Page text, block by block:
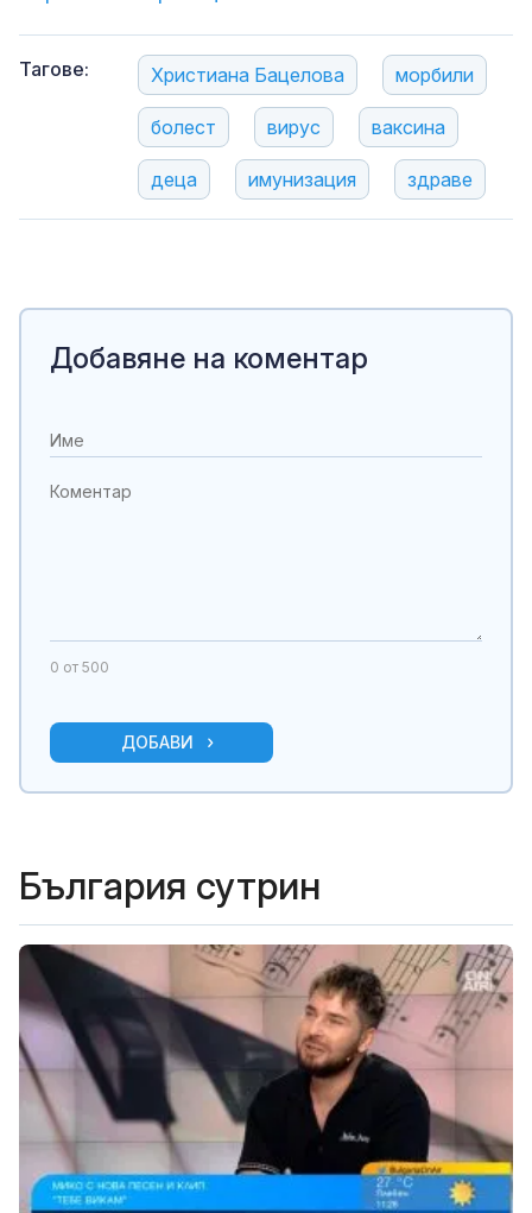
Тагове: Христиана Бацелова морбили
болест вирус ваксина
деца имунизация здраве
Добавяне на коментар
0 от 500
ДОБАВИ
България сутрин